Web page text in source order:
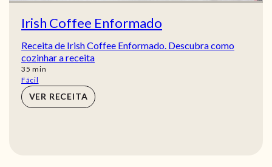
Irish Coffee Enformado
Receita de Irish Coffee Enformado. Descubra como
cozinhar a receita
35 min
min
Fácil
VER RECEITA